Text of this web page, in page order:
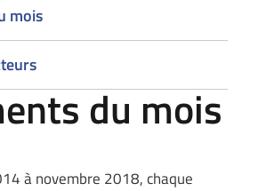
mois
du mois
à novembre 2018, chaque